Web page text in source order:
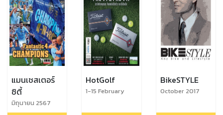
แมนเชสเตอร์
ซิตี้
มิถุนายน 2567
HotGolf
1-15 February
BikeSTYLE
October 2017